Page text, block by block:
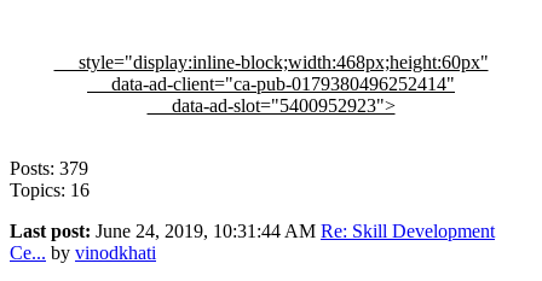
style="display:inline-block;width:468px;height:60px"
data-ad-client="ca-pub-0179380496252414"
data-ad-slot="5400952923">
Posts: 379
Topics: 16
Last post: June 24, 2019, 10:31:44 AM Re: Skill Development
Ce... by vinodkhati